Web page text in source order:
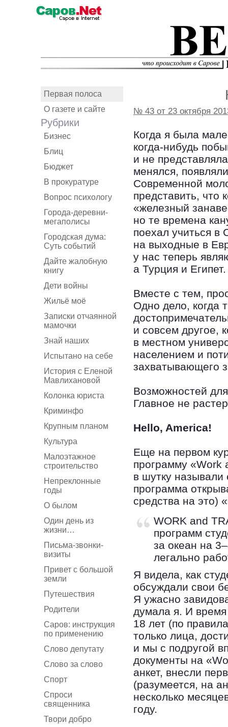
Первая полоса
О газете и сайте
Рубрики
Бизнес
Блиц
Бюджет
В прокуратуре
Вопрос психологу
Города-деревни-
мегаполисы
Городская дума:
Суть событий
Дайте жалобную
книгу
Дети войны
Жильё моё
Записки отчаянной
мамочки
Знай наших
Испытано на себе
История с Еленой
Мавлихановой
Колонка юриста
Криминфо
Крупным планом
Культура
Малоэтажное
строительство
Непреклонные
годы
О былом
Один день из
жизни…
Письма-звонки-
визиты
Привет с большой
земли
Путешествия
Родители
Саров: инструкция
по применению
Слово депутату
Слово за слово
Спорт
Спроси
священника
Твори добро
№ 43 от 23 октября
Когда я была
когда-нибудь
и не
менялся,
Современной
представить, что
«железный
но те времена
поехал учиться
на выходные в
у нас теперь
а Турция и
Вместе с тем,
Одно дело, когда
и совсем другое,
в местном
населением и
захватывающего
Возможностей
Главное не
Hello, America!
Еще на первом
программу «Work
в шутку
программа
средства на это)
WORK and
программ
за океан на
легально
Я видела, как
обсуждали свои
Я ужасно
думала я. И
18 лет (по
только лица,
и мы с подругой
документы на
анкет, внесли
(разумеется, на
несколько
году.